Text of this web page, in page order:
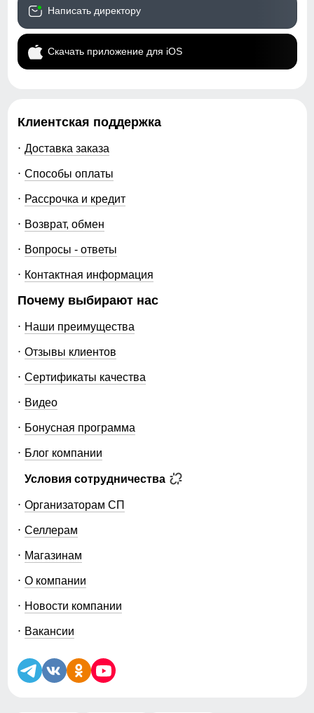
Написать директору
Скачать приложение для iOS
Клиентская поддержка
Доставка заказа
Способы оплаты
Рассрочка и кредит
Возврат, обмен
Вопросы - ответы
Контактная информация
Почему выбирают нас
Наши преимущества
Отзывы клиентов
Сертификаты качества
Видео
Бонусная программа
Блог компании
Условия сотрудничества
Организаторам СП
Селлерам
Магазинам
О компании
Новости компании
Вакансии